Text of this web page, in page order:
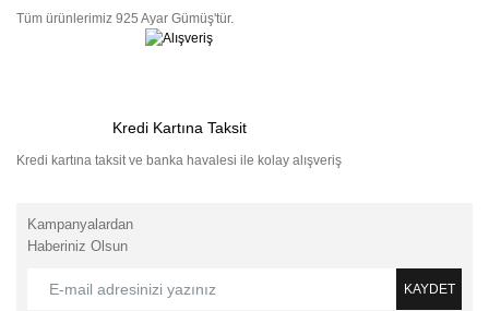
Tüm ürünlerimiz 925 Ayar Gümüş'tür.
Kredi Kartına Taksit
Kredi kartına taksit ve banka havalesi ile kolay alışveriş
Kampanyalardan
Haberiniz Olsun
KAYDET